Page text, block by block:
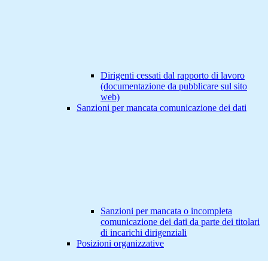
Dirigenti cessati dal rapporto di lavoro
(documentazione da pubblicare sul sito
web)
Sanzioni per mancata comunicazione dei dati
Sanzioni per mancata o incompleta
comunicazione dei dati da parte dei titolari
di incarichi dirigenziali
Posizioni organizzative